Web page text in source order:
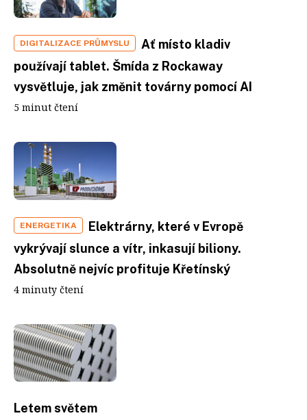
DIGITALIZACE PRŮMYSLU
Ať místo kladiv
používají tablet. Šmída z Rockaway
vysvětluje, jak změnit továrny pomocí AI
5 minut čtení
ENERGETIKA
Elektrárny, které v Evropě
vykrývají slunce a vítr, inkasují biliony.
Absolutně nejvíc profituje Křetínský
4 minuty čtení
Letem světem